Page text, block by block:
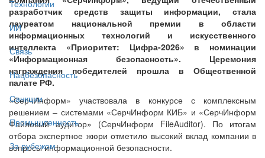
Технологии
ИИ
Связь
Нацбезопасность
Санкции
Промышленность
За рубежом
разработчик средств защиты информации, стала
лауреатом национальной премии в области
информационных технологий и искусственного
интеллекта «Приоритет: Цифра-2026» в номинации
«Информационная безопасность». Церемония
награждения победителей прошла в Общественной
палате РФ.
«СерчИнформ» участвовала в конкурсе с комплексным
решением – системами «СерчИнформ КИБ» и «СерчИнформ
Файловый аудитор» (СерчИнформ FileAuditor). По итогам
отбора экспертное жюри отметило высокий вклад компании в
вопросы информационной безопасности.